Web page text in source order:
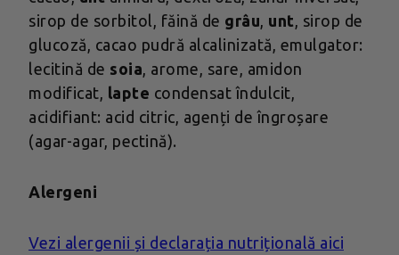
sirop de sorbitol, făină de grâu unt , sirop de
glucoză, cacao pudră alcalinizată, emulgator:
lecitină de soia , arome, sare, amidon
modificat, lapte condensat îndulcit,
acidifiant: acid citric, agenți de îngroșare
(agar-agar, pectină).
Alergeni
Vezi alergenii și declarația nutrițională aici